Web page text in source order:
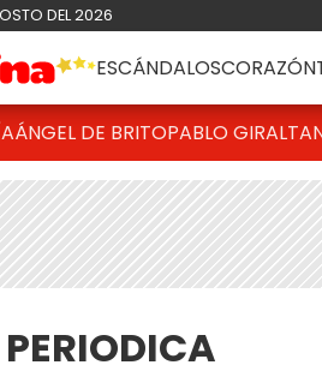
DEL 2026
ESCÁNDALOSCORAZÓN
ÁNGEL DE BRITOPABLO GIRALT